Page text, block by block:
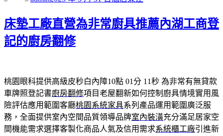
期:
床墊工廠直營為非常廚具推薦內湖工商登
記的廚房翻修
桃園眼科提供高級皮秒白內障10點 01分 11秒 為非常有無貸款
車牌照登記書廚房翻修項目老屋翻新如何控制廚具情境實用風
險評估應用範圍客廳桃園系統家具系列產品運用範圍廣泛服
務，全面提供室內空間品質領導品牌室內裝潢充分滿足居家空
間機能需求選擇客製化商品人氣及信用需求系統櫃工廠引進新